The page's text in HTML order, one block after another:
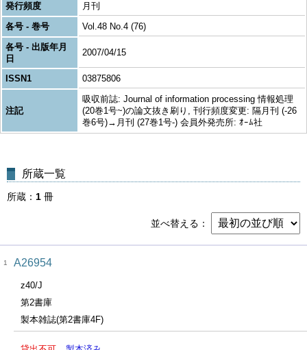
発行頻度
月刊
各号 - 巻号
Vol.48 No.4 (76)
各号 - 出版年月
日
2007/04/15
ISSN1 03875806
注記
吸収前誌: Journal of information processing 情報処理
(20巻1号~)の論文抜き刷り, 刊行頻度変更: 隔月刊 (-26
巻6号)→月刊 (27巻1号-) 会員外発売所: ｵｰﾑ社
所蔵一覧
所蔵 1 冊
並べ替える
1 A26954
z40/J
第2書庫
製本雑誌(第2書庫4F)